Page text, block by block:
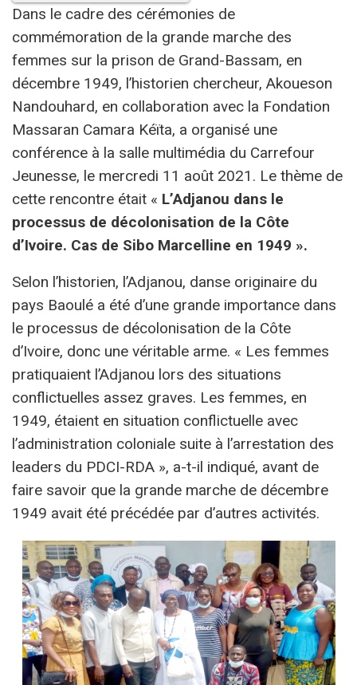
Dans le cadre des cérémonies de
commémoration de la grande marche des
femmes sur la prison de Grand-Bassam, en
décembre 1949, l’historien chercheur, Akoueson
Nandouhard, en collaboration avec la Fondation
Massaran Camara Kéïta, a organisé une
conférence à la salle multimédia du Carrefour
Jeunesse, le mercredi 11 août 2021. Le thème de
cette rencontre était « L’Adjanou dans le
processus de décolonisation de la Côte
d’Ivoire. Cas de Sibo Marcelline en 1949 ».
Selon l’historien, l’Adjanou, danse originaire du
pays Baoulé a été d’une grande importance dans
le processus de décolonisation de la Côte
d’Ivoire, donc une véritable arme. « Les femmes
pratiquaient l’Adjanou lors des situations
conflictuelles assez graves. Les femmes, en
1949, étaient en situation conflictuelle avec
l’administration coloniale suite à l’arrestation des
leaders du PDCI-RDA », a-t-il indiqué, avant de
faire savoir que la grande marche de décembre
1949 avait été précédée par d’autres activités.